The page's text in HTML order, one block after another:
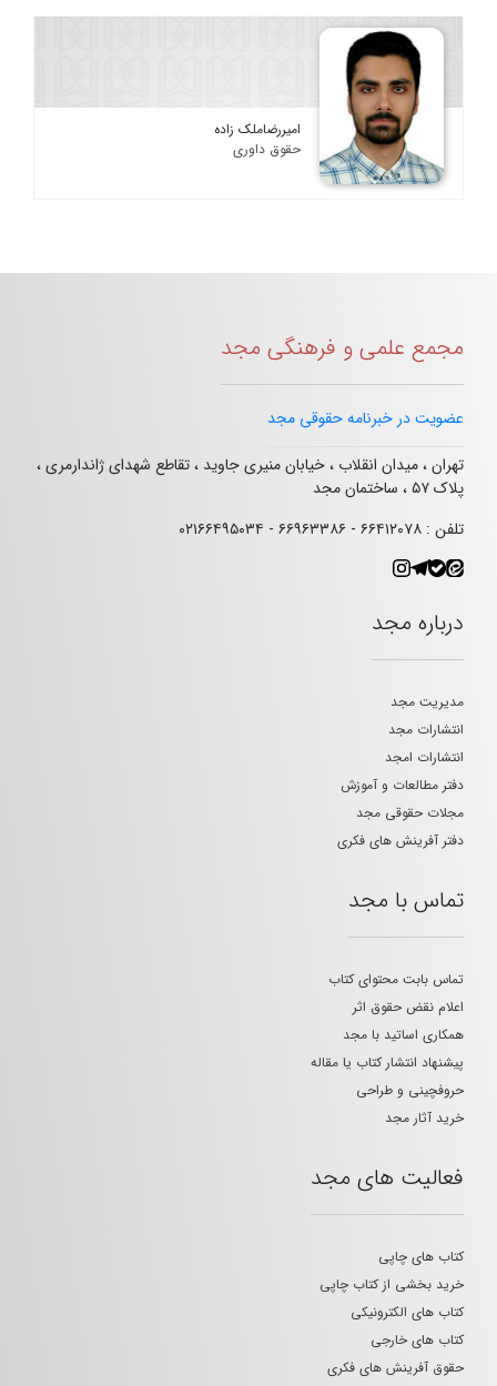
امیررضاملک زاده
حقوق داوری
مجمع علمی و فرهنگی مجد
عضویت در خبرنامه حقوقی مجد
تهران ، میدان انقلاب ، خیابان منیری جاوید ، تقاطع شهدای ژاندارمری ،
پلاک ۵۷ ، ساختمان مجد
تلفن : ۶۶۴۱۲۰۷۸ - ۶۶۹۶۳۳۸۶ - ۰۲۱۶۶۴۹۵۰۳۴
درباره مجد
مدیریت مجد
انتشارات مجد
انتشارات امجد
دفتر مطالعات و آموزش
مجلات حقوقی مجد
دفتر آفرینش های فکری
تماس با مجد
تماس بابت محتوای کتاب
اعلام نقض حقوق اثر
همکاری اساتید با مجد
پیشنهاد انتشار کتاب یا مقاله
حروفچینی و طراحی
خرید آثار مجد
فعالیت های مجد
کتاب های چاپی
خرید بخشی از کتاب چاپی
کتاب های الکترونیکی
کتاب های خارجی
حقوق آفرینش های فکری